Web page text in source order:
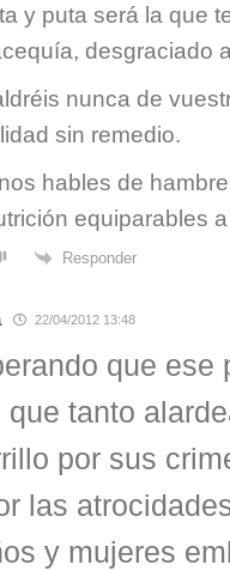
y puta será la que
desgraciado
nunca de
sin remedio.
hables de
equiparables
Responder
22/04/2012 13:48
que ese
que tanto
por sus
las
y mujeres